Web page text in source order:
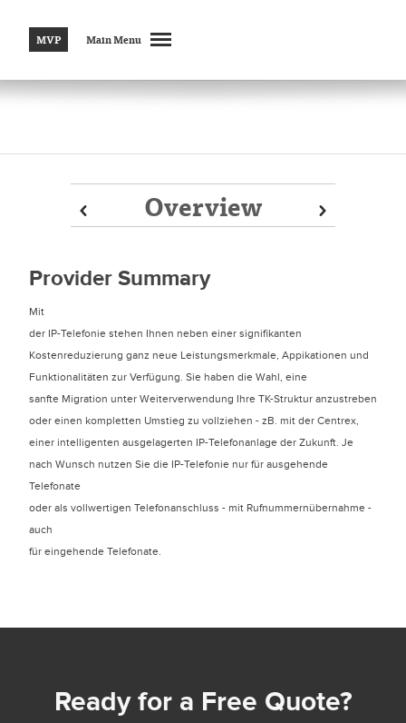
MVP Main Menu
Overview
Prev Next
Prev Next
Provider Summary
Mit
der IP-Telefonie stehen Ihnen neben einer signifikanten
Kostenreduzierung ganz neue Leistungsmerkmale, Appikationen und
Funktionalitäten zur Verfügung. Sie haben die Wahl, eine
sanfte Migration unter Weiterverwendung Ihre TK-Struktur anzustreben
oder einen kompletten Umstieg zu vollziehen - zB. mit der Centrex,
einer intelligenten ausgelagerten IP-Telefonanlage der Zukunft. Je
nach Wunsch nutzen Sie die IP-Telefonie nur für ausgehende
Telefonate
oder als vollwertigen Telefonanschluss - mit Rufnummernübernahme -
auch
für eingehende Telefonate.
Ready for a Free Quote?